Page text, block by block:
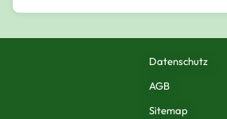
Datenschutz
AGB
Sitemap